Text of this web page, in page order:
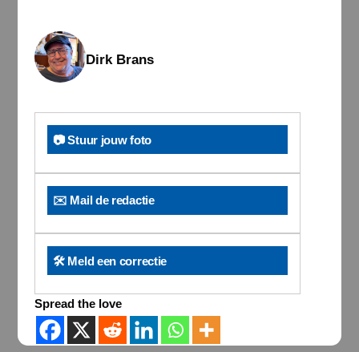
Dirk Brans
📷 Stuur jouw foto
✉️ Mail de redactie
🛠️ Meld een correctie
Spread the love